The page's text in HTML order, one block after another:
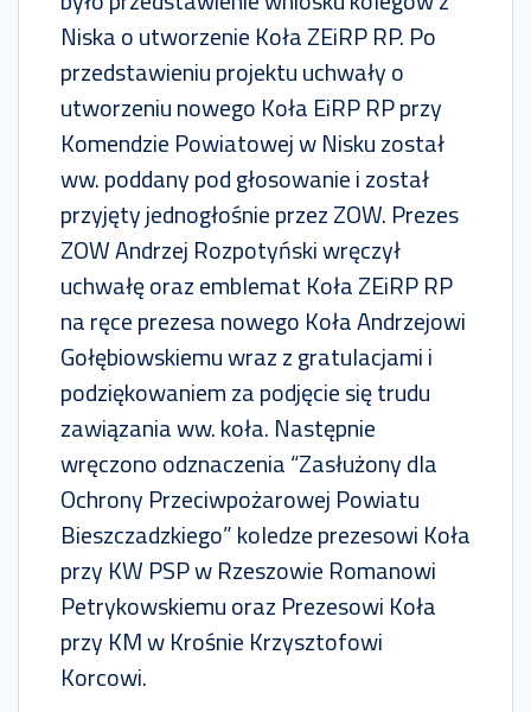
Niska o utworzenie Koła ZEiRP RP. Po
przedstawieniu projektu uchwały o
utworzeniu nowego Koła EiRP RP przy
Komendzie Powiatowej w Nisku został
ww. poddany pod głosowanie i został
przyjęty jednogłośnie przez ZOW. Prezes
ZOW Andrzej Rozpotyński wręczył
uchwałę oraz emblemat Koła ZEiRP RP
na ręce prezesa nowego Koła Andrzejowi
Gołębiowskiemu wraz z gratulacjami i
podziękowaniem za podjęcie się trudu
zawiązania ww. koła. Następnie
wręczono odznaczenia “Zasłużony dla
Ochrony Przeciwpożarowej Powiatu
Bieszczadzkiego” koledze prezesowi Koła
przy KW PSP w Rzeszowie Romanowi
Petrykowskiemu oraz Prezesowi Koła
przy KM w Krośnie Krzysztofowi
Korcowi.